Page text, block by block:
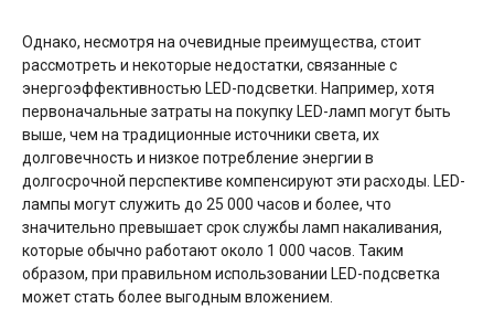
Однако, несмотря на очевидные преимущества, стоит
рассмотреть и некоторые недостатки, связанные с
энергоэффективностью LED-подсветки. Например, хотя
первоначальные затраты на покупку LED-ламп могут быть
выше, чем на традиционные источники света, их
долговечность и низкое потребление энергии в
долгосрочной перспективе компенсируют эти расходы. LED-
лампы могут служить до 25 000 часов и более, что
значительно превышает срок службы ламп накаливания,
которые обычно работают около 1 000 часов. Таким
образом, при правильном использовании LED-подсветка
может стать более выгодным вложением.